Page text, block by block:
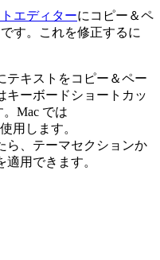
エディターにコピー＆ペ
す。これを修正するに
テキストをコピー＆ペー
キーボードショートカッ
。Mac では
用します。
ら、テーマセクションか
用できます。